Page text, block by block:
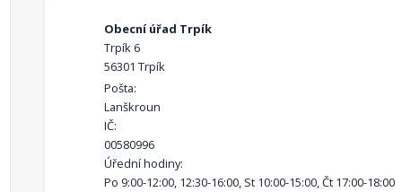
Obecní úřad Trpík
Trpík 6
56301 Trpík
Pošta:
Lanškroun
IČ:
00580996
Úřední hodiny:
Po 9:00-12:00, 12:30-16:00, St 10:00-15:00, Čt 17:00-18:00